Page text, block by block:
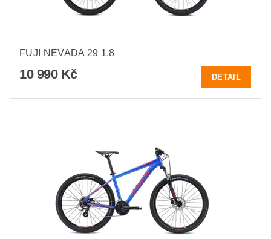
FUJI NEVADA 29 1.8
10 990 Kč DETAIL